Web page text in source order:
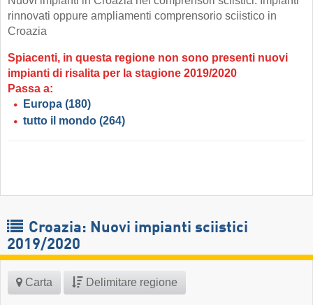
rinnovati oppure ampliamenti comprensorio sciistico in
Croazia
Spiacenti, in questa regione non sono presenti nuovi
impianti di risalita per la stagione 2019/2020
Passa a:
Europa (180)
tutto il mondo (264)
Croazia: Nuovi impianti sciistici
2019/2020
Carta Delimitare regione